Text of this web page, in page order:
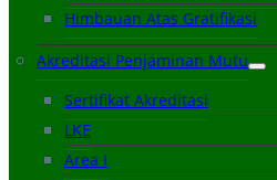
Himbauan Atas Gratifikasi
Akreditasi Penjaminan Mutu
Sertifikat Akreditasi
LKE
Area I